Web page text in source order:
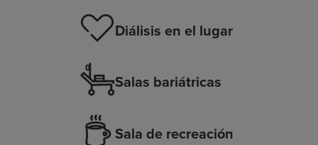
Diálisis en el lugar
Salas bariátricas
Sala de recreación